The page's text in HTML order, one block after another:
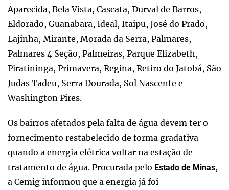
Aparecida, Bela Vista, Cascata, Durval de Barros,
Eldorado, Guanabara, Ideal, Itaipu, José do Prado,
Lajinha, Mirante, Morada da Serra, Palmares,
Palmares 4 Seção, Palmeiras, Parque Elizabeth,
Piratininga, Primavera, Regina, Retiro do Jatobá, São
Judas Tadeu, Serra Dourada, Sol Nascente e
Washington Pires.
Os bairros afetados pela falta de água devem ter o
fornecimento restabelecido de forma gradativa
quando a energia elétrica voltar na estação de
tratamento de água. Procurada pelo Estado de Minas,
a Cemig informou que a energia já foi